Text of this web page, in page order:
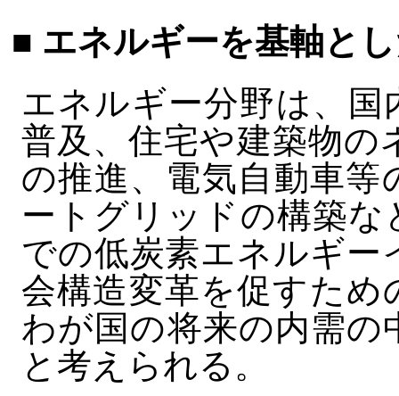
■ エネルギーを基軸と
エネルギー分野は、
普及、住宅や建築物の
の推進、電気自動車等
ートグリッドの構築
での低炭素エネルギ
会構造変革を促すた
わが国の将来の内需の
と考えられる。